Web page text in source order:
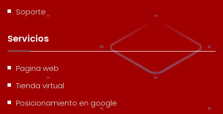
Soporte
Servicios
Pagina web
Tienda virtual
Posicionamiento en google